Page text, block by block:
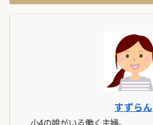
すずらん
小4の娘がいる働く主婦。